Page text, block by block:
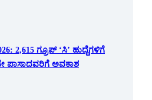
2,615 ಗ್ರೂಪ್ ‘ಸಿ’ ಹುದ್ದೆಗಳಿಗೆ
ಪಾಸಾದವರಿಗೆ ಅವಕಾಶ